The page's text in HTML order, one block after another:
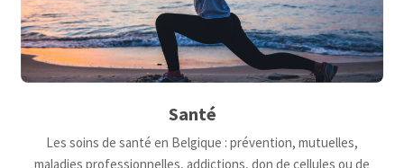
Santé
Les soins de santé en Belgique : prévention, mutuelles,
maladies professionnelles, addictions, don de cellules ou de